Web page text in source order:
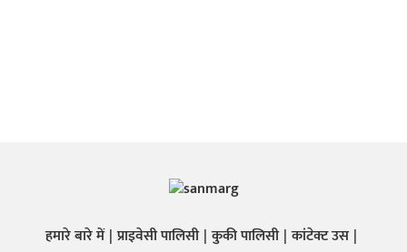
हमारे बारे में प्राइवेसी पालिसी कुकी पालिसी कांटेक्ट उस